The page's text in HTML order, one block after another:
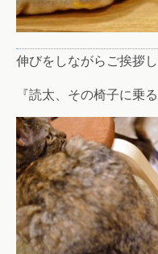
伸びをしながらご挨拶
『読太、その椅子に乗